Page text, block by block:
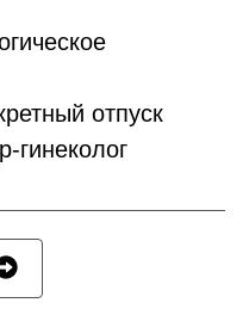
отпуск
гинеколог